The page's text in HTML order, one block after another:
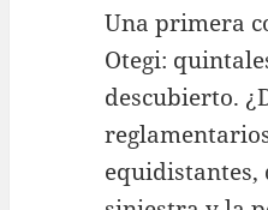
Una primera
Otegi:
descubierto.
equidistantes,